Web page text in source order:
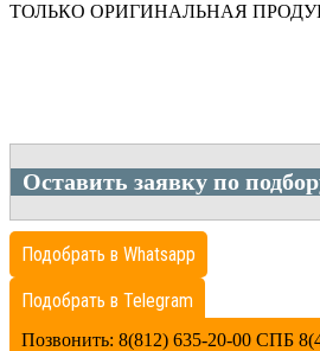
ТОЛЬКО ОРИГИНАЛЬНАЯ
Оставить заявку по
Подобрать в Whatsapp
Подобрать в Telegram
Позвонить: 8(812) 635-20-00 СПБ